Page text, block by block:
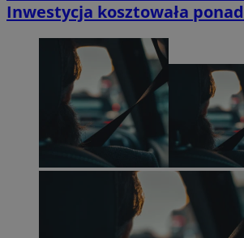
Inwestycja kosztowała ponad